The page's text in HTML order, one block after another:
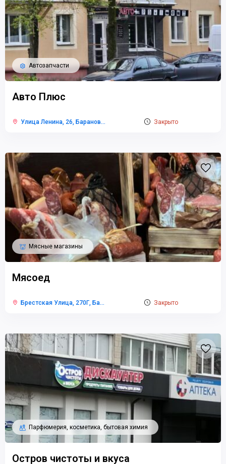
Авто Плюс
Автозапчасти
Улица Ленина, 26, Баранов... Закрыто
Мясоед
Мясные магазины
Брестская Улица, 270Г, Ба... Закрыто
Остров чистоты и вкуса
Парфюмерия, косметика, бытовая химия